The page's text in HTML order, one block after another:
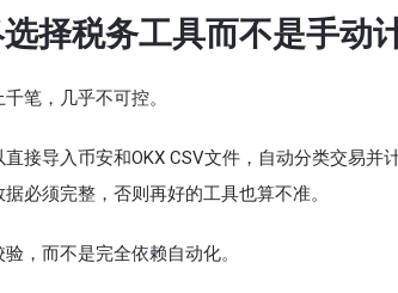
择税务工具而不是手动
笔，几乎不可控。
接导入币安和OKX CSV文件，自动分类交易并
必须完整，否则再好的工具也算不准。
，而不是完全依赖自动化。